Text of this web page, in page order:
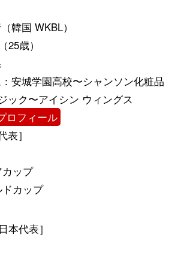
韓国 WKBL）
25歳）
安城学園高校〜シャンソン化粧品
ック〜アイシン ウィングス
ロフィール
表］
ップ
カップ
本代表］